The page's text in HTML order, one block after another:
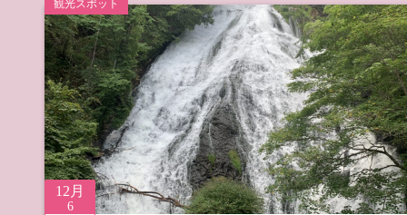
道の駅 山
道の駅 長
観光スポット
12月
6